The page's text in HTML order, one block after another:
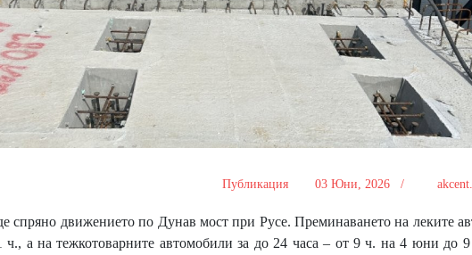
Публикация 03 Юни, 2026 /
спряно движението по Дунав мост при Русе. Преминаването на леките
ч., а на тежкотоварните автомобили за до 24 часа – от 9 ч. на 4 юни до